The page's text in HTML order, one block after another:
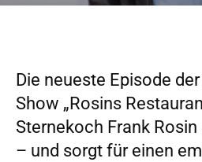
Die neueste Episode
Show „Rosins
Sternekoch Frank
– und sorgt für einen